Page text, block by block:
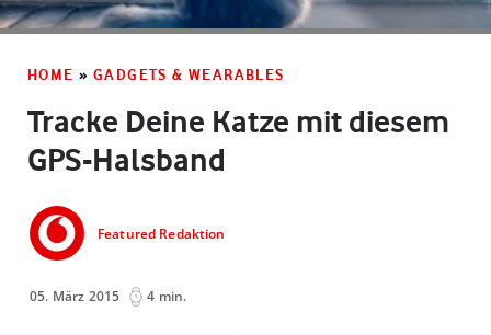
HOME » GADGETS & WEARABLES
Tracke Deine Katze mit diesem
GPS-Halsband
Featured Redaktion
05. März 2015 4 min.